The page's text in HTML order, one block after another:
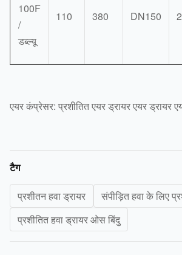
100F
/
डब्ल्यू
110 380 DN150
एयर कंप्रेसर: प्रशीतित एयर ड्रायर एयर ड्रायर
टैग
प्रशीतन हवा ड्रायर
संपीड़ित हवा के लिए
प्रशीतित हवा ड्रायर ओस बिंदु